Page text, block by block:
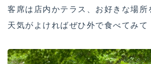
客席は店内かテラス、お好きな場所
天気がよければぜひ外で食べてみて